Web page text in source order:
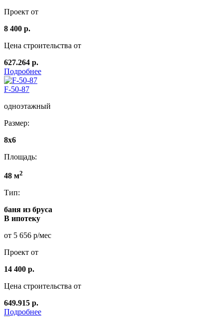
Проект от
8 400 р.
Цена строительства от
627.264 р.
Подробнее
F-50-87
одноэтажный
Размер:
8x6
Площадь:
48 м2
Тип:
баня из бруса
В ипотеку
от 5 656 р/мес
Проект от
14 400 р.
Цена строительства от
649.915 р.
Подробнее